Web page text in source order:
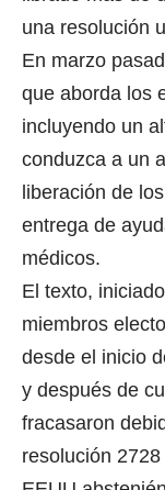
una resolución
En marzo
que aborda los
incluyendo un
conduzca a un
liberación de
entrega de
médicos.
El texto,
miembros
desde el inicio
y después de
fracasaron
resolución